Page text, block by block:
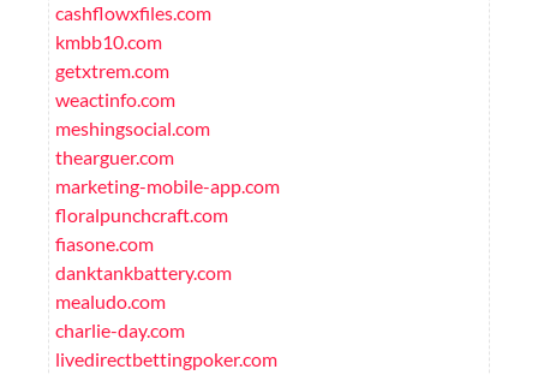
cashflowxfiles.com
kmbb10.com
getxtrem.com
weactinfo.com
meshingsocial.com
thearguer.com
marketing-mobile-app.com
floralpunchcraft.com
fiasone.com
danktankbattery.com
mealudo.com
charlie-day.com
livedirectbettingpoker.com